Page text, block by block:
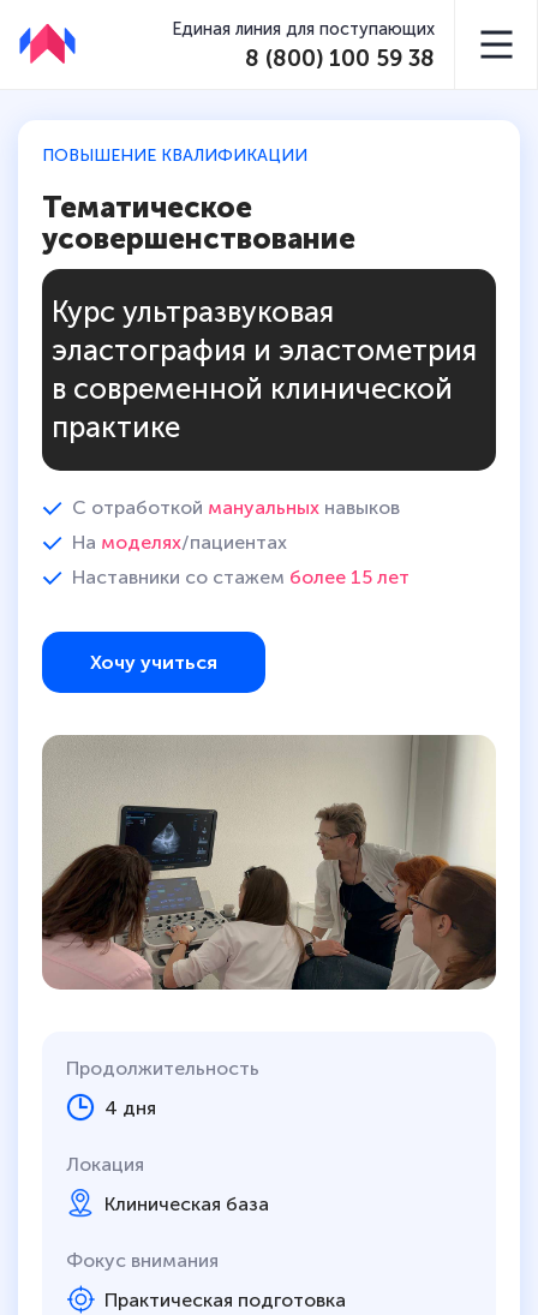
Единая линия для поступающих
8 (800) 100 59 38
ПОВЫШЕНИЕ КВАЛИФИКАЦИИ
Тематическое
усовершенствование
Курс ультразвуковая
эластография и эластометрия
в современной клинической
практике
С отработкой мануальных навыков
На моделях/пациентах
Наставники со стажем более 15 лет
Хочу учиться
Продолжительность
4 дня
Локация
Клиническая база
Фокус внимания
Практическая подготовка